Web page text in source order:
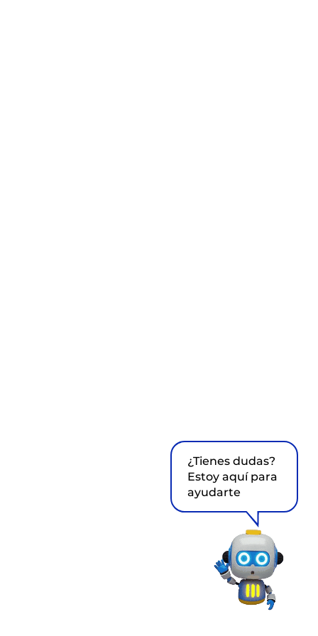
¿Tienes dudas?
Estoy aquí para
ayudarte